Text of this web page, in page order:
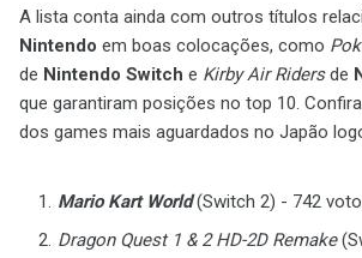
A lista conta ainda com outros títulos
Nintendo em boas colocações, como
de Nintendo Switch e Kirby Air Ridersde
que garantiram posições no top 10.
dos games mais aguardados no Japão
Mario Kart World(Switch 2) - 742
Dragon Quest 1 & 2 HD-2D Remake